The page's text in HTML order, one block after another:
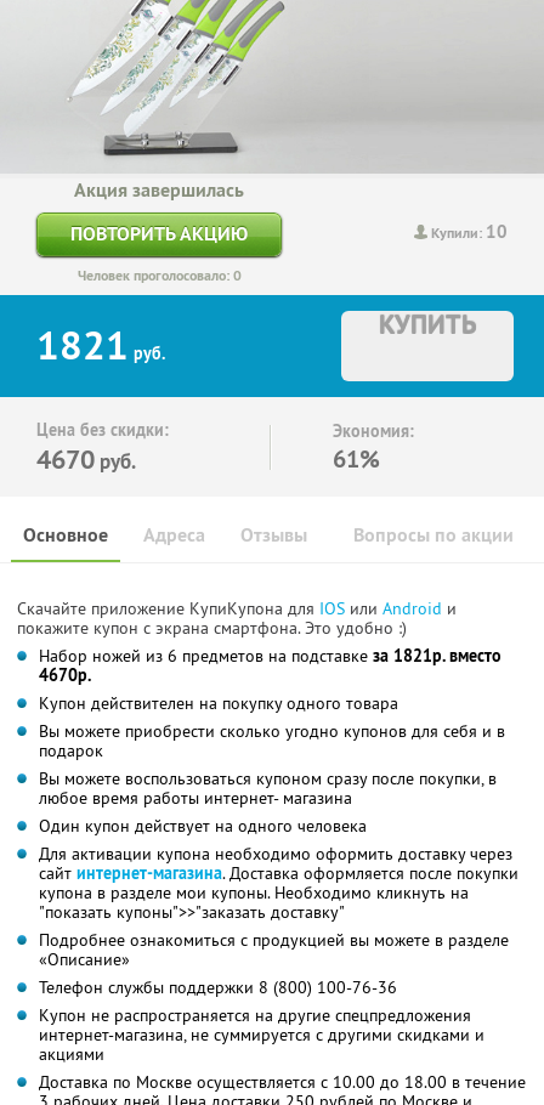
Купили: 10
Акция завершилась
ПОВТОРИТЬ АКЦИЮ
Человек проголосовало: 0
1821 руб.
КУПИТЬ
Цена без скидки:
4670 руб.
Экономия:
61%
Основное Отзывы Вопросы по акции
Адреса
Скачайте приложение КупиКупона для IOS или Android и
покажите купон с экрана смартфона. Это удобно :)
Набор ножей из 6 предметов на подставке за 1821р. вместо
4670р.
Купон действителен на покупку одного товара
Вы можете приобрести сколько угодно купонов для себя и в
подарок
Вы можете воспользоваться купоном сразу после покупки, в
любое время работы интернет- магазина
Один купон действует на одного человека
Для активации купона необходимо оформить доставку через
сайт интернет-магазина. Доставка оформляется после покупки
купона в разделе мои купоны. Необходимо кликнуть на
"показать купоны">>"заказать доставку"
Подробнее ознакомиться с продукцией вы можете в разделе
«Описание»
Телефон службы поддержки 8 (800) 100-76-36
Купон не распространяется на другие спецпредложения
интернет-магазина, не суммируется с другими скидками и
акциями
Доставка по Москве осуществляется с 10.00 до 18.00 в течение